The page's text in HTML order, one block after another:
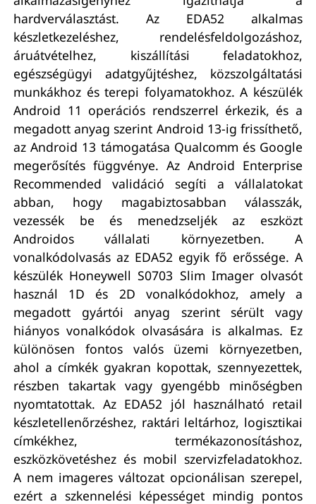
hardverválasztást. Az EDA52 alkalmas
készletkezeléshez, rendelésfeldolgozáshoz,
áruátvételhez, kiszállítási feladatokhoz,
egészségügyi adatgyűjtéshez, közszolgáltatási
munkákhoz és terepi folyamatokhoz. A készülék
Android 11 operációs rendszerrel érkezik, és a
megadott anyag szerint Android 13-ig frissíthető,
az Android 13 támogatása Qualcomm és Google
megerősítés függvénye. Az Android Enterprise
Recommended validáció segíti a vállalatokat
abban, hogy magabiztosabban válasszák,
vezessék be és menedzseljék az eszközt
Androidos vállalati környezetben. A
vonalkódolvasás az EDA52 egyik fő erőssége. A
készülék Honeywell S0703 Slim Imager olvasót
használ 1D és 2D vonalkódokhoz, amely a
megadott gyártói anyag szerint sérült vagy
hiányos vonalkódok olvasására is alkalmas. Ez
különösen fontos valós üzemi környezetben,
ahol a címkék gyakran kopottak, szennyezettek,
részben takartak vagy gyengébb minőségben
nyomtatottak. Az EDA52 jól használható retail
készletellenőrzéshez, raktári leltárhoz, logisztikai
címkékhez, termékazonosításhoz,
eszközkövetéshez és mobil szervizfeladatokhoz.
A nem imageres változat opcionálisan szerepel,
ezért a szkennelési képességet mindig pontos